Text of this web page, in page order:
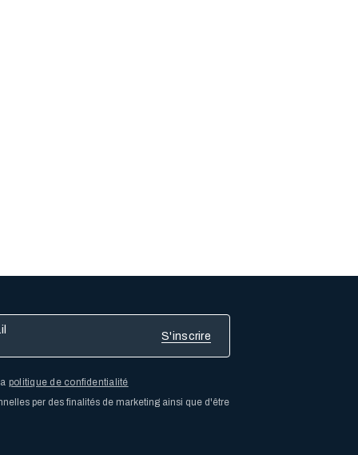
politique de confidentialité
per des finalités de marketing ainsi que d'être